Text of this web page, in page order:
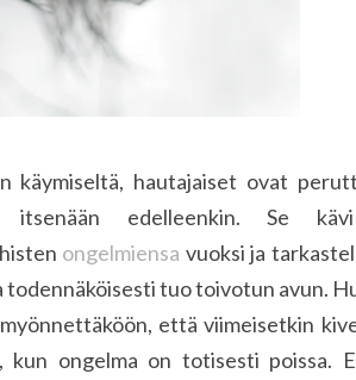
käymiseltä, hautajaiset ovat
edelleenkin. Se
ongelmiensa vuoksi ja
todennäköisesti tuo toivotun avun.
että viimeisetkin
ongelma on totisesti poissa.